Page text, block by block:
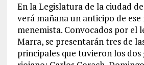
En la Legislatura de la ciudad
verá mañana un anticipo de
menemista. Convocados por el
Marra, se presentarán tres de
principales que tuvieron los dos